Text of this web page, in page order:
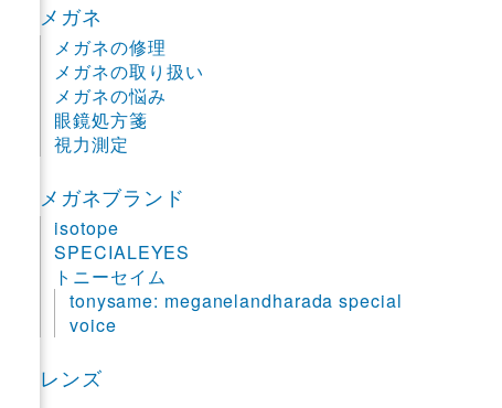
メガネ
メガネの修理
メガネの取り扱い
メガネの悩み
眼鏡処方箋
視力測定
メガネブランド
isotope
SPECIALEYES
トニーセイム
tonysame: meganelandharada special
voice
レンズ